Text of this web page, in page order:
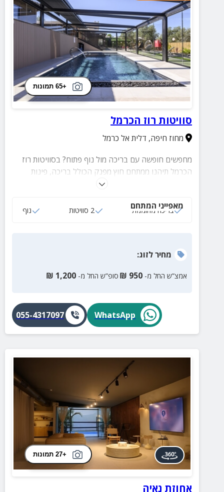
+65 תמונות
סוויטות רוז הכרמל
מחוז חיפה, דלית אל כרמל
מחפשים חופשה עם בריכה מול נוף פתוח? בסוויטות רוז
הכרמל תיהנו ממתחם חוץ מפנק הכולל בריכה, פינות
ישיבה, מיטות שיזוף ואווירה פסטורלית שתגרום לכם
מאפייני המתחם
בריכה מחוממת 2 סוויטות נוף
מחירלזוג:
אמצ”ש החל מ- 950
₪ סופ”ש החל מ- 1,200
₪
WhatsApp
055-4317097
+27 תמונות
אחוזת נאיה